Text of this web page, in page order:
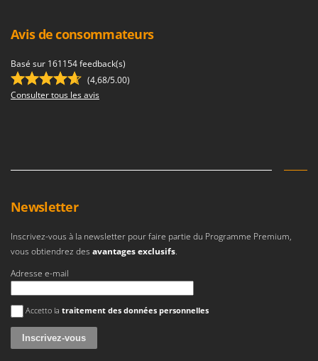
Avis de consommateurs
Basé sur 161154 feedback(s)
(4,68/5.00)
Consulter tous les avis
Newsletter
Inscrivez-vous à la newsletter pour faire partie du Programme Premium,
vous obtiendrez des avantages exclusifs.
Adresse e-mail
Une erreur est survenue
Accetto la traitement des données personnelles